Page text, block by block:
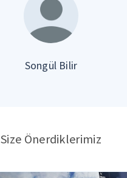
Songül Bilir
Size Önerdiklerimiz